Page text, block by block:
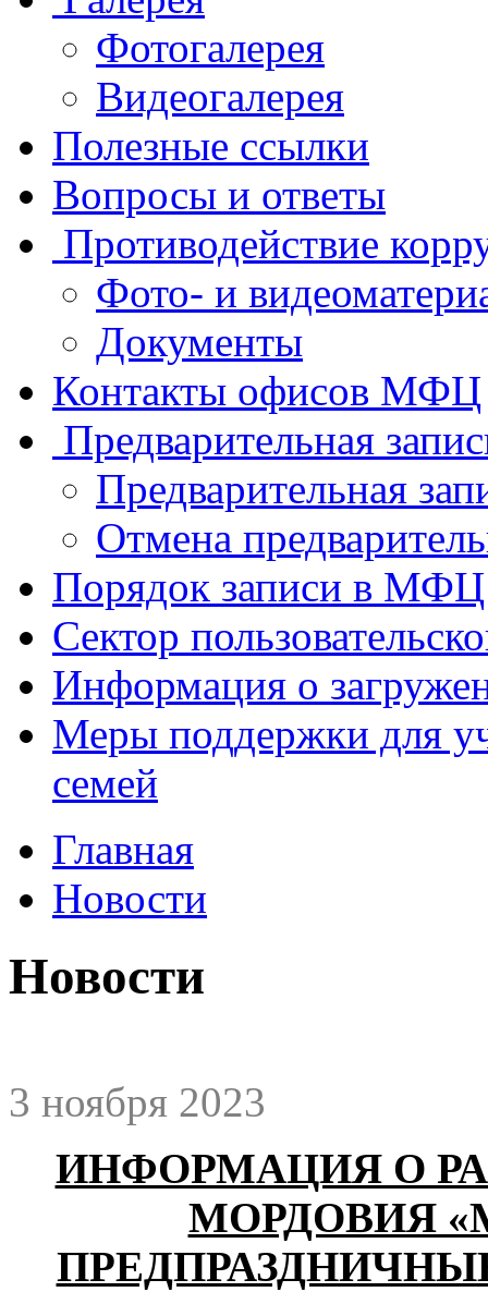
Фотогалерея
Видеогалерея
Полезные ссылки
Вопросы и ответы
Противодействие
Фото- и
Документы
Контакты офисов МФЦ
Предварительная
Предварительная
Отмена
Порядок записи в МФЦ
Сектор
Информация о
Меры поддержки для
семей
Главная
Новости
Новости
3 ноября 2023
ИНФОРМАЦИЯ О
МОРДОВИЯ